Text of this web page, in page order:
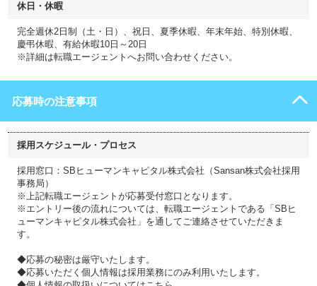
休日・休暇
完全週休2日制（土・日）、祝日、夏季休暇、年末年始、特別休暇、
慶弔休暇、有給休暇10日～20日
※詳細は転職エージェントへお問い合わせください。
応募時の注意事項
採用スケジュール・プロセス
採用窓口：SBヒューマンキャピタル株式会社（Sansan株式会社採用
事務局）
※上記転職エージェントが応募受付窓口となります。
※エントリー後の流れについては、転職エージェントである「SBヒ
ューマンキャピタル株式会社」を通してご連絡させていただきま
す。
◆応募の秘密は厳守いたします。
◆応募いただく個人情報は採用業務にのみ利用いたします。